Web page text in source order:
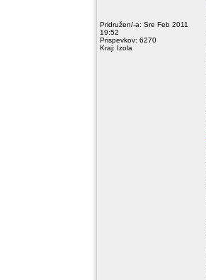
Pridružen/-a: Sre Feb 2011
19:52
Prispevkov: 6270
Kraj: Izola